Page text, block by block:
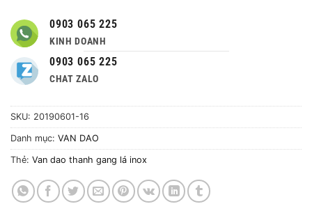
0903 065 225
KINH DOANH
0903 065 225
CHAT ZALO
SKU: 20190601-16
Danh mục: VAN DAO
Thẻ: Van dao thanh gang lá inox